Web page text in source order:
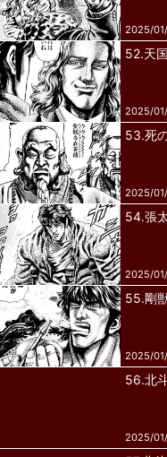
2025/
52.天
2025/
53.死
2025/
54.張
2025/
55.剛
2025/
56.北
2025/01/